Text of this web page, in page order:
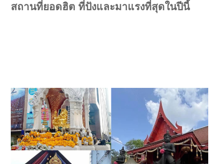
สถานที่ยอดฮิต ที่ปังและมาแรงที่สุดในปีนี้